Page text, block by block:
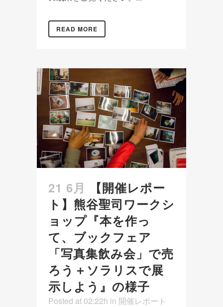
READ MORE
21 6月
【開催レポー
ト】熊谷聖司ワークシ
ョップ『本を作っ
て、ブックフェア
「写真集飲み会」で売
ろう＋ソラリスで展
示しよう』の様子
Posted at 02:22h in 開催レポート